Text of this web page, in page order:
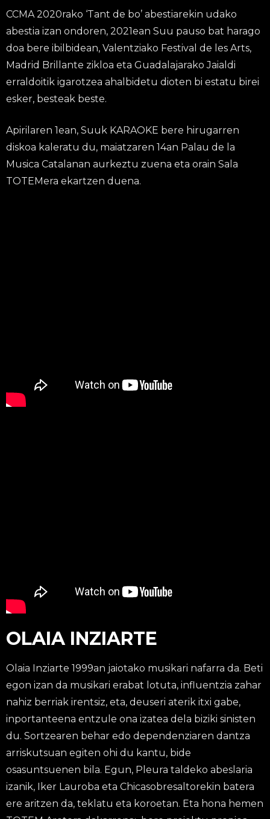
CCMA 2020rako ‘Tant de bo’ abestiarekin udako
abestia izan ondoren, 2021ean Suu pauso bat harago
doa bere ibilbidean, Valentziako Festival de les Arts,
Madrid Brillante zikloa eta Guadalajarako Jaialdi
erraldoitik igarotzea ahalbidetu dioten bi estatu birei
esker, besteak beste.
Apirilaren 1ean, Suuk KARAOKE bere hirugarren
diskoa kaleratu du, maiatzaren 14an Palau de la
Musica Catalanan aurkeztu zuena eta orain Sala
TOTEMera ekartzen duena.
OLAIA INZIARTE
Olaia Inziarte 1999an jaiotako musikari nafarra da. Beti
egon izan da musikari erabat lotuta, influentzia zahar
nahiz berriak irentsiz, eta, deuseri aterik itxi gabe,
inportanteena entzule ona izatea dela biziki sinisten
du. Sortzearen behar edo dependenziaren dantza
arriskutsuan egiten ohi du kantu, bide
osasuntsuenen bila. Egun, Pleura taldeko abeslaria
izanik, Iker Lauroba eta Chicasobresaltorekin batera
ere aritzen da, teklatu eta koroetan. Eta hona hemen